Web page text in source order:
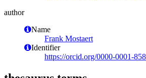
author
Name
Frank Mostaert
Identifier
https://orcid.org/0000-0001-